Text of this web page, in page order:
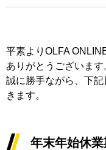
平素よりOLFA
ありがとうございます
誠に勝手ながら、下
きます。
年末年始休業